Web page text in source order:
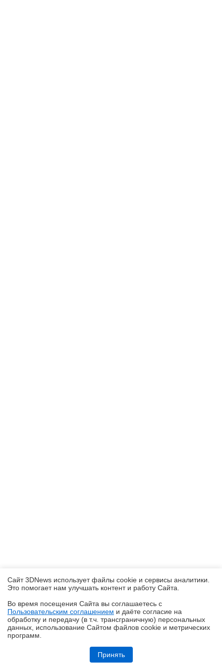
Обзор HUAWEI MatePad SE 11" (2026): тонкий металлический
планшет с раритетной начинкой
Сайт 3DNews использует файлы cookie и сервисы аналитики.
Это помогает нам улучшать контент и работу Cайта.
Во время посещения Cайта вы соглашаетесь с
Пользовательским соглашением и даёте согласие на
обработку и передачу (в т.ч. трансграничную) персональных
данных, использование Cайтом файлов cookie и метрических
программ.
Принять